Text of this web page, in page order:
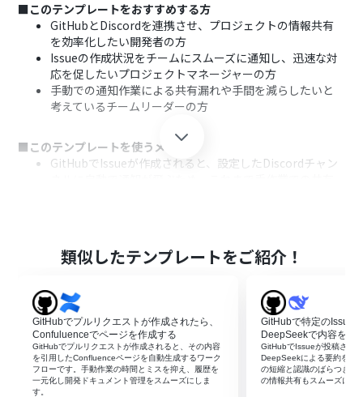
■このテンプレートをおすすめする方
GitHubとDiscordを連携させ、プロジェクトの情報共有
を効率化したい開発者の方
Issueの作成状況をチームにスムーズに通知し、迅速な対
応を促したいプロジェクトマネージャーの方
手動での通知作業による共有漏れや手間を減らしたいと
考えているチームリーダーの方
■このテンプレートを使うメリット
GitHubでIssueが作成されると、設定したDiscordチャン
はじめに、GitHubとDiscordをYoomと連携します。
次に、トリガーでGitHubを選択し、「Issueが新しく作成
されたら」というアクションを設定します。
最後に、オペレーションでDiscordの「メッセージを送
信」アクションを設定し、GitHubから取得したIssueの情
報を指定のチャンネルに送信します。
類似したテンプレートをご紹介！
GitHubでプルリクエストが作成されたら、
Confuluenceでページを作成する
GitHubでプルリクエストが作成されると、その内容
を引用したConfluenceページを自動生成するワーク
フローです。手動作業の時間とミスを抑え、履歴を
一元化し開発ドキュメント管理をスムーズにしま
す。
GitHubで特定のIssue
DeepSeekで内容を要
GitHubでIssueが投稿され
DeepSeekによる要約をす
の短縮と認識のばらつき防
の情報共有もスムーズにな